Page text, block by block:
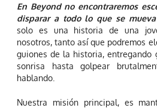
En Beyond no encontraremos
disparar a todo lo que se
solo es una historia de una
nosotros, tanto así que podremos
guiones de la historia, entregando
sonrisa hasta golpear
hablando.
Nuestra misión principal, es